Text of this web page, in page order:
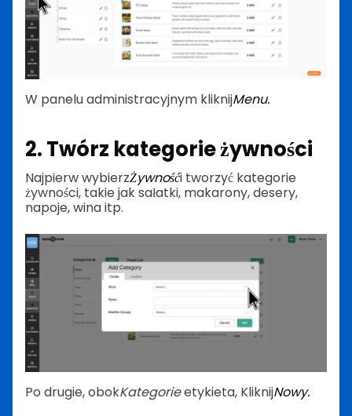
W panelu administracyjnym kliknijMenu.
2. Twórz kategorie żywności
Najpierw wybierzŻywnośći tworzyć kategorie
żywności, takie jak sałatki, makarony, desery,
napoje, wina itp.
Po drugie, obokKategorieetykieta, KliknijNowy.